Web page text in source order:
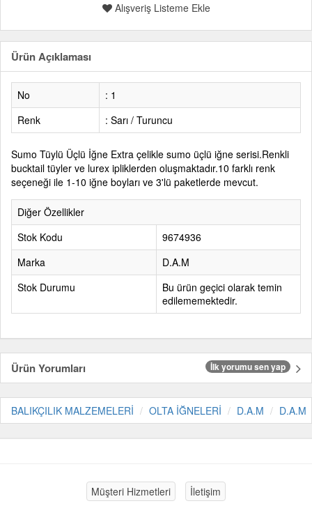
Alışveriş Listeme Ekle
Ürün Açıklaması
No
: 1
Renk
: Sarı / Turuncu
Sumo Tüylü Üçlü İğne Extra çelikle sumo üçlü iğne serisi.Renkli
bucktail tüyler ve lurex ipliklerden oluşmaktadır.10 farklı renk
seçeneği ile 1-10 iğne boyları ve 3'lü paketlerde mevcut.
Diğer Özellikler
Stok Kodu
9674936
Marka
D.A.M
Stok Durumu
Bu ürün geçici olarak temin
edilememektedir.
Ürün Yorumları İlk yorumu sen yap
BALIKÇILIK MALZEMELERİ OLTA İĞNELERİ D.A.M D.A.M
Müşteri Hizmetleri İletişim